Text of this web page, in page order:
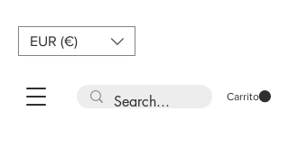
EUR (€)
Carrito